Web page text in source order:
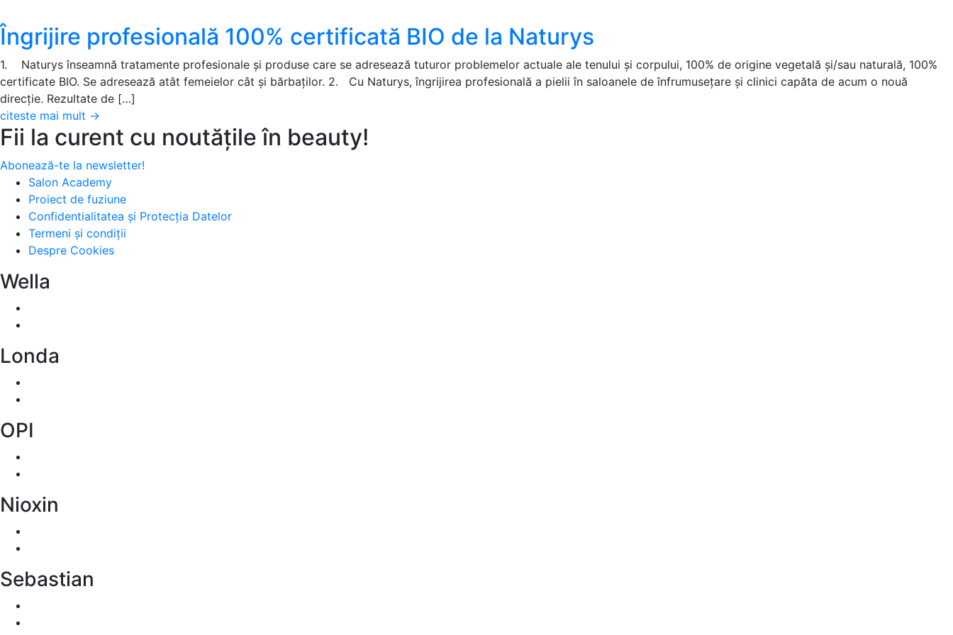
Îngrijire profesională 100% certificată BIO de la Naturys
1. Naturys înseamnă tratamente profesionale şi produse care se adresează tuturor problemelor actuale ale tenului şi corpului, 100% de origine vegetală şi/sau naturală, 100%
certificate BIO. Se adresează atât femeielor cât şi bărbaţilor. 2. Cu Naturys, îngrijirea profesională a pielii în saloanele de înfrumusețare şi clinici capăta de acum o nouă
direcţie. Rezultate de […]
citeste mai mult →
Fii la curent cu noutățile în beauty!
Abonează-te la newsletter!
Salon Academy
Proiect de fuziune
Confidentialitatea și Protecția Datelor
Termeni și condiții
Despre Cookies
Wella
Londa
OPI
Nioxin
Sebastian